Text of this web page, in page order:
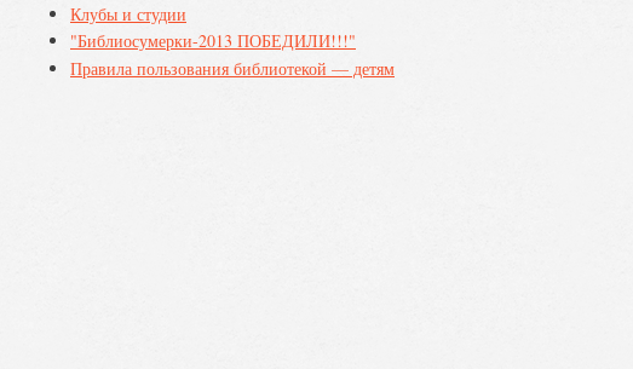
Клубы и студии
"Библиосумерки-2013 ПОБЕДИЛИ!!!"
Правила пользования библиотекой — детям